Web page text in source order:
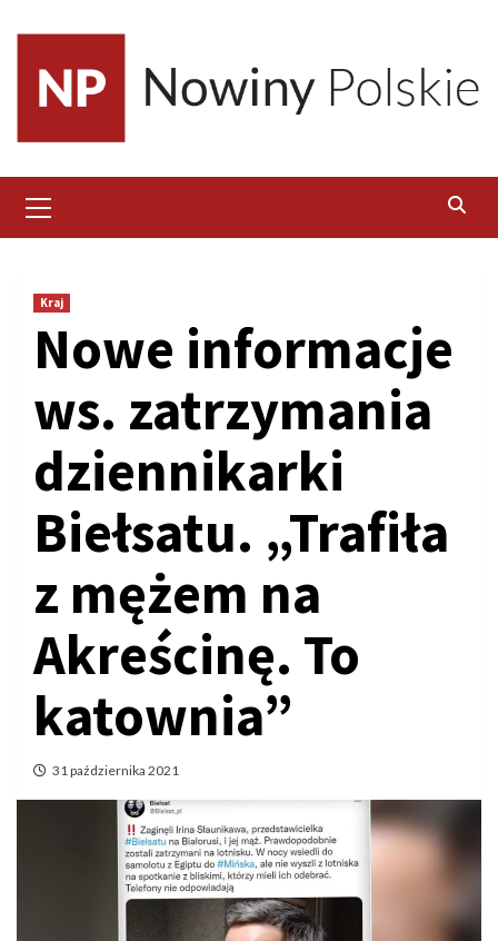
content
Menu
Kraj
Nowe informacje
ws. zatrzymania
dziennikarki
Biełsatu. „Trafiła
z mężem na
Akreścinę. To
katownia”
31 października 2021